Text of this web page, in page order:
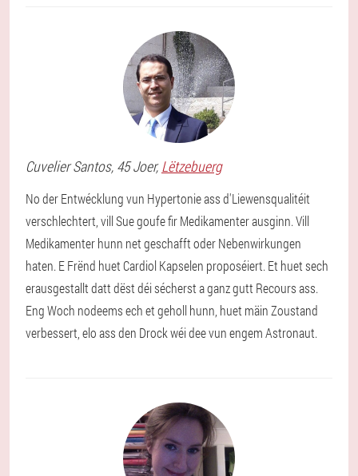
Cuvelier Santos, 45 Joer,Lëtzebuerg
No der Entwécklung vun Hypertonie ass d'Liewensqualitéit
verschlechtert, vill Sue goufe fir Medikamenter ausginn. Vill
Medikamenter hunn net geschafft oder Nebenwirkungen
haten. E Frënd huet Cardiol Kapselen proposéiert. Et huet sech
erausgestallt datt dëst déi sécherst a ganz gutt Recours ass.
Eng Woch nodeems ech et geholl hunn, huet mäin Zoustand
verbessert, elo ass den Drock wéi dee vun engem Astronaut.